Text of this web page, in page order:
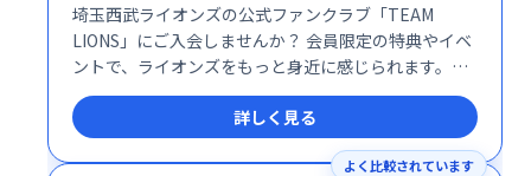
埼玉西武ライオンズの公式ファンクラブ「TEAM
LIONS」にご入会しませんか？ 会員限定の特典やイベ
ントで、ライオンズをもっと身近に感じられます。選
手との交流機会や、球場観戦のチケット優先購入な
ど、充実のサービスをご用意しています。熱い応援
で、チームを勝利に導きましょう！
詳しく見る
よく比較されています